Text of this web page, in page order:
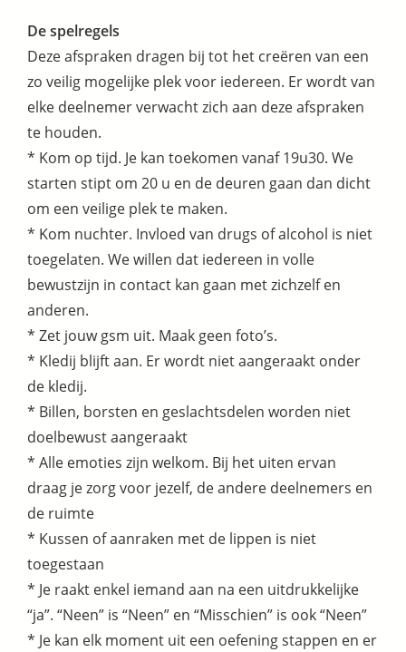
De spelregels
Deze afspraken dragen bij tot het creëren van een
zo veilig mogelijke plek voor iedereen. Er wordt van
elke deelnemer verwacht zich aan deze afspraken
te houden.
* Kom op tijd. Je kan toekomen vanaf 19u30. We
starten stipt om 20 u en de deuren gaan dan dicht
om een veilige plek te maken.
* Kom nuchter. Invloed van drugs of alcohol is niet
toegelaten. We willen dat iedereen in volle
bewustzijn in contact kan gaan met zichzelf en
anderen.
* Zet jouw gsm uit. Maak geen foto’s.
* Kledij blijft aan. Er wordt niet aangeraakt onder
de kledij.
* Billen, borsten en geslachtsdelen worden niet
doelbewust aangeraakt
* Alle emoties zijn welkom. Bij het uiten ervan
draag je zorg voor jezelf, de andere deelnemers en
de ruimte
* Kussen of aanraken met de lippen is niet
toegestaan
* Je raakt enkel iemand aan na een uitdrukkelijke
“ja”. “Neen” is “Neen” en “Misschien” is ook “Neen”
* Je kan elk moment uit een oefening stappen en er